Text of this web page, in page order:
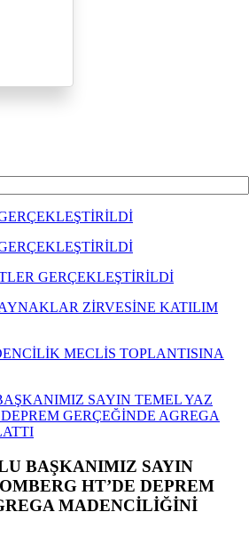
GERÇEKLEŞTİRİLDİ
ZİRVESİNE KATILIM
MECLİS TOPLANTISINA
SAYIN TEMEL YAZ
GERÇEĞİNDE AGREGA
BAŞKANIMIZ SAYIN
HT’DE DEPREM
MADENCİLİĞİNİ